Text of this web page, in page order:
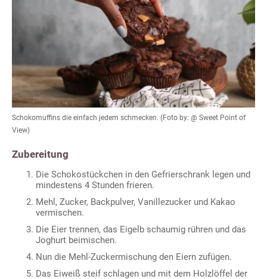
Schokomuffins die einfach jedem schmecken. (Foto by: @ Sweet Point of
View)
Zubereitung
Die Schokostückchen in den Gefrierschrank legen und
mindestens 4 Stunden frieren.
Mehl, Zucker, Backpulver, Vanillezucker und Kakao
vermischen.
Die Eier trennen, das Eigelb schaumig rühren und das
Joghurt beimischen.
Nun die Mehl-Zuckermischung den Eiern zufügen.
Das Eiweiß steif schlagen und mit dem Holzlöffel der